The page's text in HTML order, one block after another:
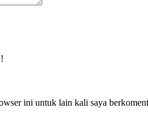
ini untuk lain kali saya